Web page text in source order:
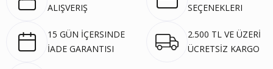
ALIŞVERIŞ
SEÇENEKLERI
15 GÜN İÇERSINDE
İADE GARANTISI
2.500 TL VE ÜZERİ
ÜCRETSİZ KARGO